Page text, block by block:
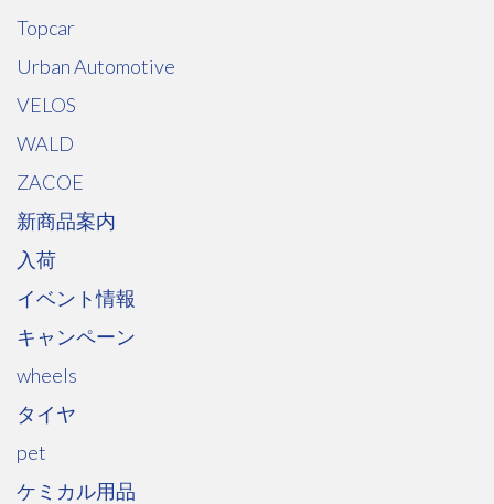
Topcar
Urban Automotive
VELOS
WALD
ZACOE
新商品案内
入荷
イベント情報
キャンペーン
wheels
タイヤ
pet
ケミカル用品